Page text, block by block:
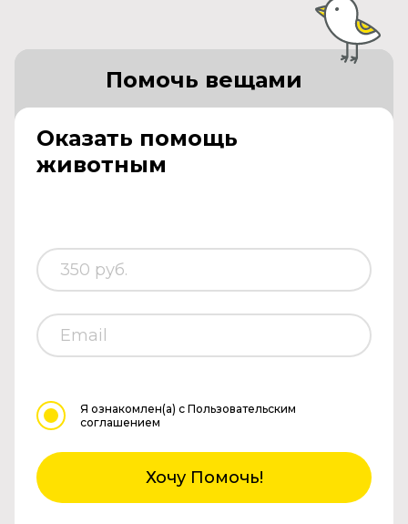
Оказать помощь
животным
Помочь вещами
Я ознакомлен(а) с Пользовательским
соглашением
Хочу Помочь!